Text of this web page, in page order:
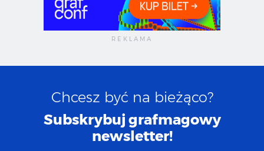
Chcesz być na bieżąco?
Subskrybuj grafmagowy
newsletter!